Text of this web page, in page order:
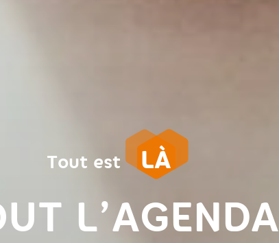
Tout est LÀ
L’AGENDA